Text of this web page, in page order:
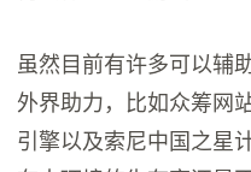
虽然目前有许多可以辅
外界助力，比如众筹网
引擎以及索尼中国之星